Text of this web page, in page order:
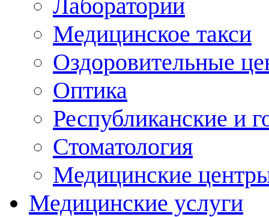
Лаборатории
Медицинское такси
Оздоровительные
Оптика
Республиканские и
Стоматология
Медицинские
Медицинские услуги